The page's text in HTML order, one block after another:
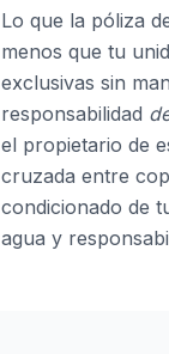
Lo que la póliza
menos que tu
exclusivas sin
responsabilidad
el propietario de
cruzada entre
condicionado de
agua y